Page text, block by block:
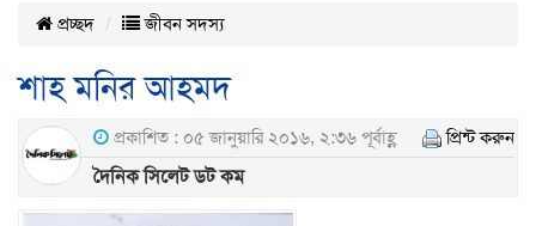
প্রচ্ছদ জীবন সদস্য
শাহ মনির আহমদ
প্রকাশিত : ০৫ জানুয়ারি ২০১৬, ২:৩৬ পূর্বাহ্ণ প্রিন্ট করুন
দৈনিক সিলেট ডট কম